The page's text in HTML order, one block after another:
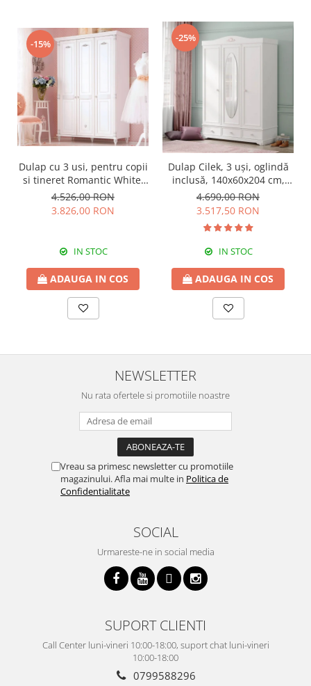
-15%
Dulap cu 3 usi, pentru copii
si tineret Romantic White,
140x58x203 cm
4.526,00 RON
3.826,00 RON
IN STOC
ADAUGA IN COS
-25%
Dulap Cilek, 3 uși, oglindă
inclusă, 140x60x204 cm,
PAL alb, colecția Rustic
White
4.690,00 RON
3.517,50 RON
IN STOC
ADAUGA IN COS
NEWSLETTER
Nu rata ofertele si promotiile noastre
Vreau sa primesc newsletter cu promotiile
magazinului. Afla mai multe in Politica de
Confidentialitate
SOCIAL
Urmareste-ne in social media
SUPORT CLIENTI
Call Center luni-vineri 10:00-18:00, suport chat luni-vineri
10:00-18:00
0799588296